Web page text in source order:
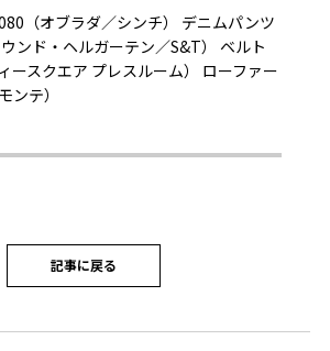
（オブラダ／シンチ） デニムパンツ
ンド・ヘルガーテン／S&T） ベルト
ースクエア プレスルーム） ローファー
ンテ）
記事に戻る